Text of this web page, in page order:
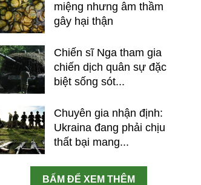
miệng nhưng âm thầm
gây hại thận
Chiến sĩ Nga tham gia
chiến dịch quân sự đặc
biệt sống sót...
Chuyên gia nhận định:
Ukraina đang phải chịu
thất bại mang...
BẤM ĐỂ XEM THÊM